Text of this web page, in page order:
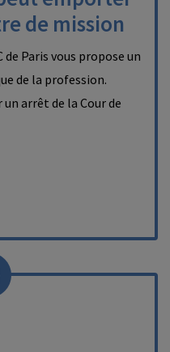
de mission
de Paris vous propose un
de la profession.
un arrêt de la Cour de